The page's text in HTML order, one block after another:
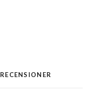
RECENSIONER